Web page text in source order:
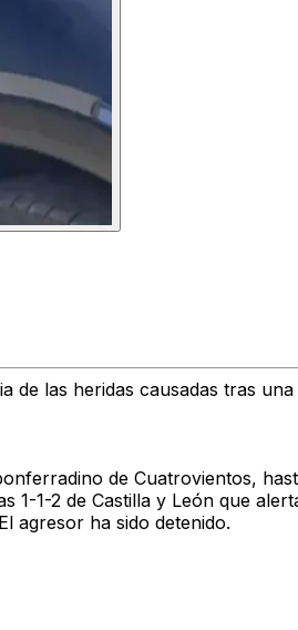
de las heridas causadas tras
de Cuatrovientos,
1-1-2 de Castilla y León que
agresor ha sido detenido.